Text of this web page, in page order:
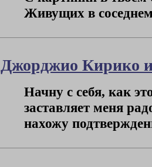
Живущих в
Джорджио Кирико
Начну с себя, как
заставляет меня
нахожу